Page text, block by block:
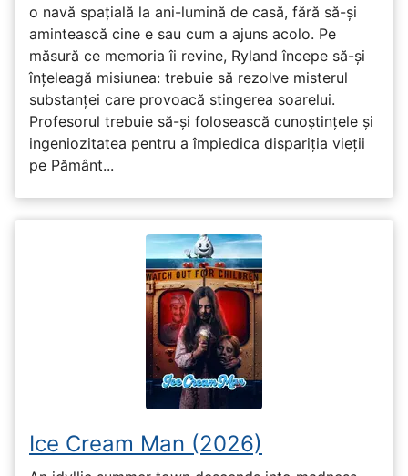
o navă spațială la ani-lumină de casă, fără să-și
amintească cine e sau cum a ajuns acolo. Pe
măsură ce memoria îi revine, Ryland începe să-și
înțeleagă misiunea: trebuie să rezolve misterul
substanței care provoacă stingerea soarelui.
Profesorul trebuie să-și folosească cunoștințele și
ingeniozitatea pentru a împiedica dispariția vieții
pe Pământ...
Ice Cream Man (2026)